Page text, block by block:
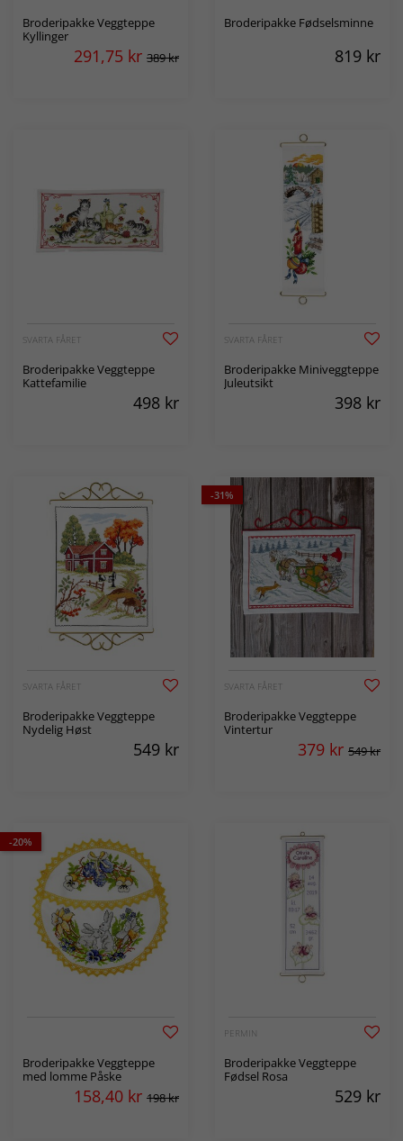
Broderipakke Veggteppe
Kyllinger
291,75 kr 389 kr
Broderipakke Fødselsminne
819 kr
SVARTA FÅRET
Broderipakke Veggteppe
Kattefamilie
498 kr
SVARTA FÅRET
Broderipakke Miniveggteppe
Juleutsikt
398 kr
SVARTA FÅRET
Broderipakke Veggteppe
Nydelig Høst
549 kr
-31%
SVARTA FÅRET
Broderipakke Veggteppe
Vintertur
379 kr 549 kr
-20%
Broderipakke Veggteppe
med lomme Påske
158,40 kr 198 kr
PERMIN
Broderipakke Veggteppe
Fødsel Rosa
529 kr